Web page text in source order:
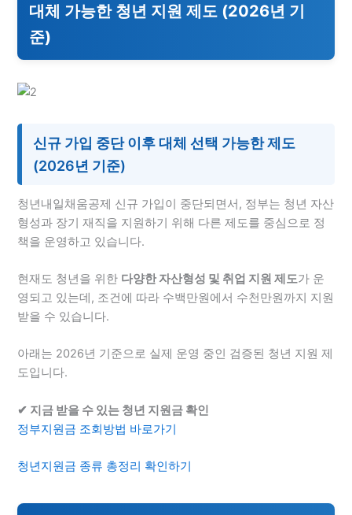
대체 가능한 청년 지원 제도 (2026년 기
준)
신규 가입 중단 이후 대체 선택 가능한 제도
(2026년 기준)
청년내일채움공제 신규 가입이 중단되면서, 정부는 청년 자산
형성과 장기 재직을 지원하기 위해 다른 제도를 중심으로 정
책을 운영하고 있습니다.
현재도 청년을 위한 다양한 자산형성 및 취업 지원 제도가 운
영되고 있는데, 조건에 따라 수백만원에서 수천만원까지 지원
받을 수 있습니다.
아래는 2026년 기준으로 실제 운영 중인 검증된 청년 지원 제
도입니다.
✔ 지금 받을 수 있는 청년 지원금 확인
정부지원금 조회방법 바로가기
청년지원금 종류 총정리 확인하기